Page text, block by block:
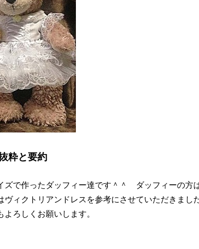
粋と要約
ズで作ったダッフィー達です＾＾ ダッフィーの方
ヴィクトリアンドレスを参考にさせていただきまし
ろしくお願いします。